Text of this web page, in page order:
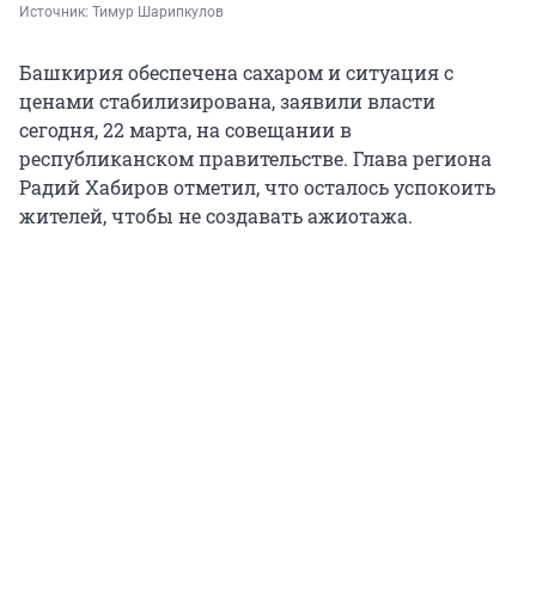
Источник: Тимур Шарипкулов
Башкирия обеспечена сахаром и ситуация с
ценами стабилизирована, заявили власти
сегодня, 22 марта, на совещании в
республиканском правительстве. Глава региона
Радий Хабиров отметил, что осталось успокоить
жителей, чтобы не создавать ажиотажа.